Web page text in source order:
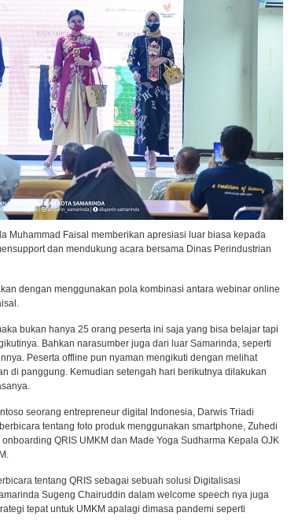
Muhammad Faisal memberikan apresiasi luar biasa kepada
dan mendukung acara bersama Dinas Perindustrian
dengan menggunakan pola kombinasi antara webinar online
bukan hanya 25 orang peserta ini saja yang bisa belajar tapi
Bahkan narasumber juga dari luar Samarinda, seperti
Peserta offline pun nyaman mengikuti dengan melihat
di panggung. Kemudian setengah hari berikutnya dilakukan
seorang entrepreneur digital Indonesia, Darwis Triadi
tentang foto produk menggunakan smartphone, Zuhedi
QRIS UMKM dan Made Yoga Sudharma Kepala OJK
tentang QRIS sebagai sebuah solusi Digitalisasi
Sugeng Chairuddin dalam welcome speech nya juga
tepat untuk UMKM apalagi dimasa pandemi seperti